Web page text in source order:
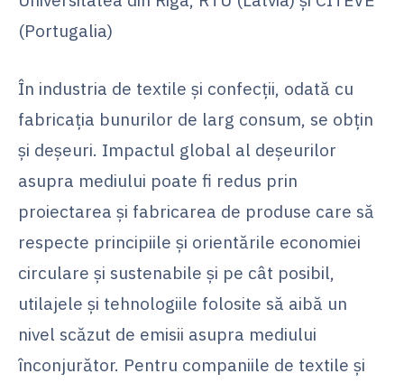
(Portugalia)
În industria de textile și confecții, odată cu
fabricația bunurilor de larg consum, se obțin
și deșeuri. Impactul global al deșeurilor
asupra mediului poate fi redus prin
proiectarea și fabricarea de produse care să
respecte principiile și orientările economiei
circulare și sustenabile și pe cât posibil,
utilajele și tehnologiile folosite să aibă un
nivel scăzut de emisii asupra mediului
înconjurător. Pentru companiile de textile și